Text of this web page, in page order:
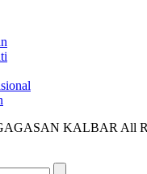
KALBAR All